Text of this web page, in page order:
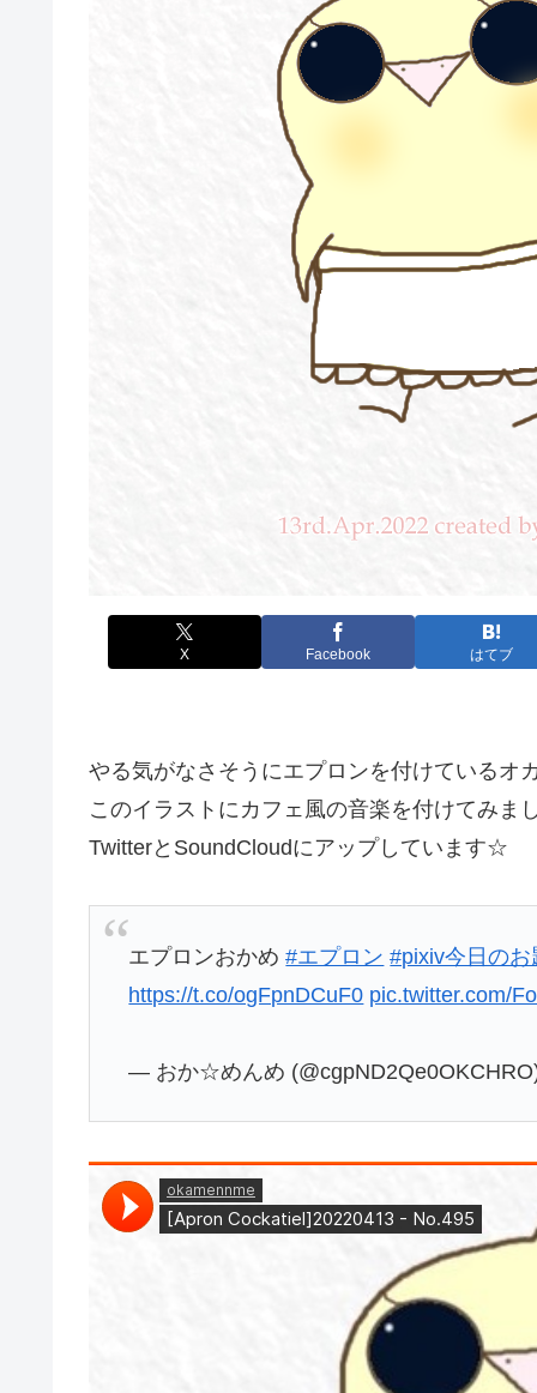
X Facebook はてブ
やる気がなさそうにエプロンを付けているオ
このイラストにカフェ風の音楽を付けてみま
TwitterとSoundCloudにアップしています☆
エプロンおかめ#エプロン #pixiv今日のお
https://t.co/ogFpnDCuF0 pic.twitter.com/
— おか☆めんめ